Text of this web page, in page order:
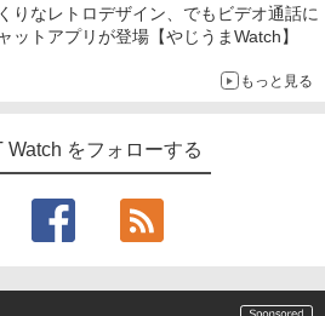
りなレトロデザイン、でもビデオ通話に
ットアプリが登場【やじうまWatch】
もっと見る
Watch をフォローする